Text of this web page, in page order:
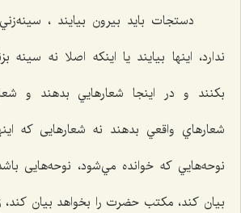
دستجات بايد بيرون بيايند ،
ندارد، اينها بيايند يا اينكه اصلا نه سينه
بكنند و در اينجا شعارهایي بدهند و
شعارهاي واقعي بدهند نه شعارهايی كه
نوحه‌هایي که خوانده مي‌شود، نوحه‌هایی
بيان كند، مكتب حضرت را بخواهد بيان كند،